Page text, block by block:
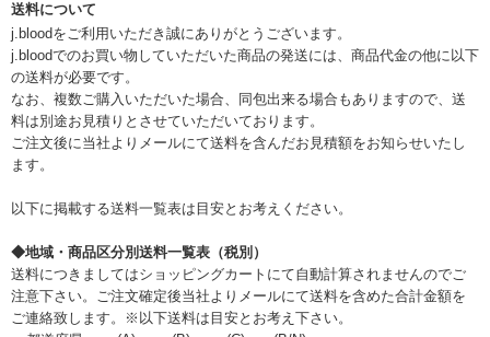
送料について
j.bloodをご利用いただき誠にありがとうございます。
j.bloodでのお買い物していただいた商品の発送には、商品代金の他に以下
の送料が必要です。
なお、複数ご購入いただいた場合、同包出来る場合もありますので、送
料は別途お見積りとさせていただいております。
ご注文後に当社よりメールにて送料を含んだお見積額をお知らせいたし
ます。
以下に掲載する送料一覧表は目安とお考えください。
◆地域・商品区分別送料一覧表（税別）
送料につきましてはショッピングカートにて自動計算されませんのでご
注意下さい。ご注文確定後当社よりメールにて送料を含めた合計金額を
ご連絡致します。※以下送料は目安とお考え下さい。